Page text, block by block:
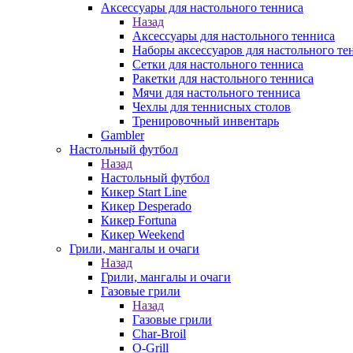
Аксессуары для настольного тенниса
Назад
Аксессуары для настольного тенниса
Наборы аксессуаров для настольного
Сетки для настольного тенниса
Ракетки для настольного тенниса
Мячи для настольного тенниса
Чехлы для теннисных столов
Тренировочный инвентарь
Gambler
Настольный футбол
Назад
Настольный футбол
Кикер Start Line
Кикер Desperado
Кикер Fortuna
Кикер Weekend
Грили, мангалы и очаги
Назад
Грили, мангалы и очаги
Газовые грили
Назад
Газовые грили
Char-Broil
O-Grill